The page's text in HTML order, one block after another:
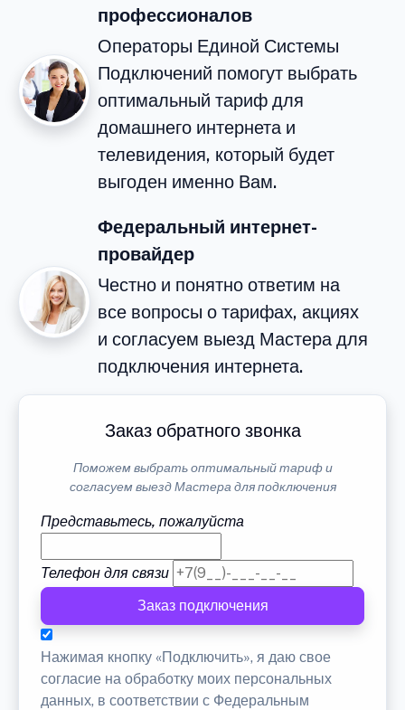
профессионалов
Операторы Единой Системы
Подключений помогут выбрать
оптимальный тариф для
домашнего интернета и
телевидения, который будет
выгоден именно Вам.
Федеральный интернет-
провайдер
Честно и понятно ответим на
все вопросы о тарифах, акциях
и согласуем выезд Мастера для
подключения интернета.
Заказ обратного звонка
Поможем выбрать оптимальный тариф и
согласуем выезд Мастера для подключения
Представьтесь, пожалуйста
Телефон для связи
Заказ подключения
Нажимая кнопку «Подключить», я даю свое
согласие на обработку моих персональных
данных, в соответствии с Федеральным